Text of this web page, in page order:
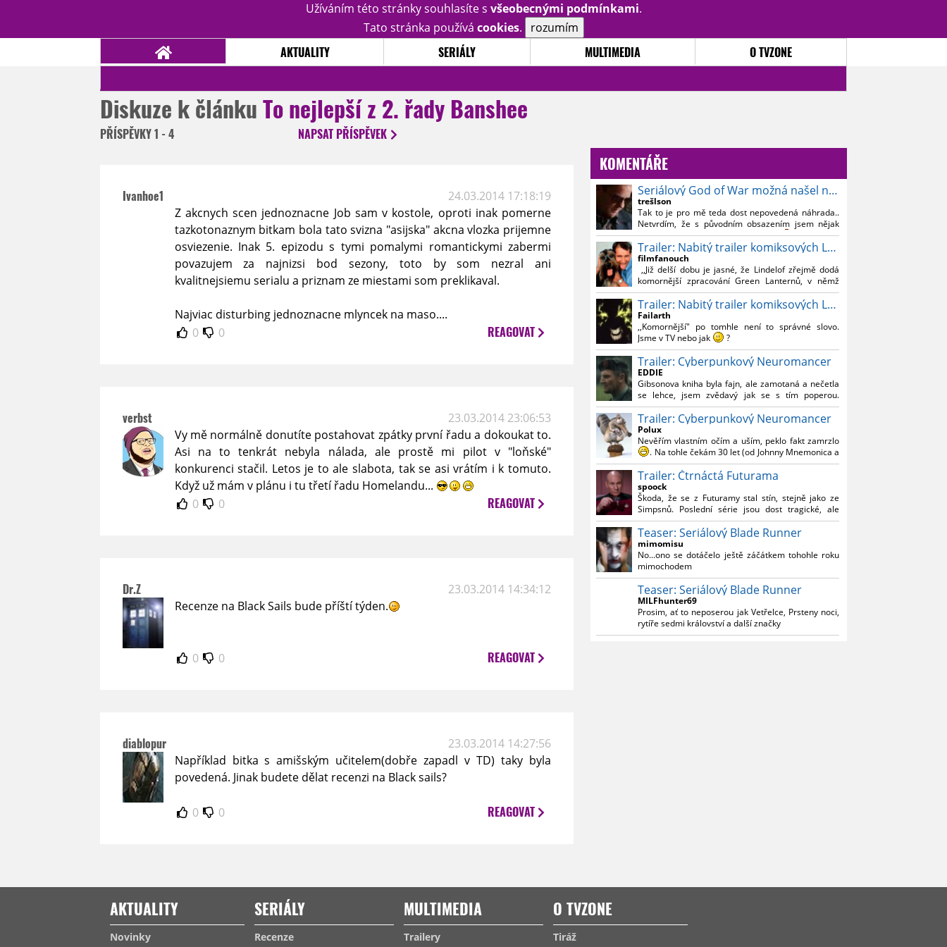
Užíváním této stránky souhlasíte s všeobecnými podmínkami.
Tato stránka používá cookies. rozumím
AKTUALITY SERIÁLY MULTIMEDIA O TVZONE
Diskuze k článkuTo nejlepší z 2. řady Banshee
PŘÍSPĚVKY1 - 4 NAPSAT PŘÍSPĚVEK
Ivanhoe1
24.03.2014 17:18:19
Z akcnych scen jednoznacne Job sam v kostole, oproti inak pomerne
tazkotonaznym bitkam bola tato svizna "asijska" akcna vlozka prijemne
osviezenie. Inak 5. epizodu s tymi pomalymi romantickymi zabermi
povazujem za najnizsi bod sezony, toto by som nezral ani
kvalitnejsiemu serialu a priznam ze miestami som preklikaval.
Najviac disturbing jednoznacne mlyncek na maso....
0
0 REAGOVAT
verbst
23.03.2014 23:06:53
Vy mě normálně donutíte postahovat zpátky první řadu a dokoukat to.
Asi na to tenkrát nebyla nálada, ale prostě mi pilot v "loňské"
konkurenci stačil. Letos je to ale slabota, tak se asi vrátím i k tomuto.
Když už mám v plánu i tu třetí řadu Homelandu...
0
0 REAGOVAT
Dr.Z
23.03.2014 14:34:12
Recenze na Black Sails bude příští týden.
0 0 REAGOVAT
diablopur
23.03.2014 14:27:56
Například bitka s amišským učitelem(dobře zapadl v TD) taky byla
povedená. Jinak budete dělat recenzi na Black sails?
0 0 REAGOVAT
KOMENTÁŘE
Seriálový God of War možná našel nového Kratose
trešlson
Tak to je pro mě teda dost nepovedená náhrada..
Netvrdím, že s původním obsazením jsem nějak
souznil, ale Bautistu fakt nemusim..
Trailer: Nabitý trailer komiksových Lanterns
filmfanouch
,,Již delší dobu je jasné, že Lindelof zřejmě dodá
komornější zpracování Green Lanternů, v němž
nebude moc prostoru na vesmírné blbnutí, o to více
se ovšem bude moci nová adaptace odprostit třeba
od filmového Green Lanterna s Ryanem
Reynoldsem.´´ Co je na tom nesrozumitelného?
Trailer: Nabitý trailer komiksových Lanterns
Failarth
,,Komornější" po tomhle není to správné slovo.
Jsme v TV nebo jak
?
Nebál bych se říct, že to vypadá skvěle jak po
stránce kvantity materiálu, tak i formou.
Výběr Ulricha Tomsena pro mě velké překvapení a
velmi zajímavá volba bravo.
Chandler je lepší a lepší s každou novou scénou.
Komiksy to mají ted´těžké, paradoxně tomu škodí
to všechno kolem (DC nebo MCU to je buřt) , ale
nezasloužilo by si to zářez jen kvůli tomu. Držím
tomu palce.
Trailer: Cyberpunkový Neuromancer
EDDIE
Gibsonova kniha byla fajn, ale zamotaná a nečetla
se lehce, jsem zvědavý jak se s tím poperou.
Grafický román jsem nevěděl, že existuje.
Trailer: Cyberpunkový Neuromancer
Polux
Nevěřím vlastním očím a uším, peklo fakt zamrzlo
. Na tohle čekám 30 let (od Johnny Mnemonica a
tehdejšího zjištění z časopisů, kdo je to Gibson a co
je jeho debutová kniha zač), přičemž 25 let (od
Matrixu, který pojem cyberpunk dostal do
povědomí i obyčejného diváka a nikoliv fanouška
žánru) marně doufám, že si po řadě "duchovních
nástupců", kteří přišli poté (Ghost In The Shell, Alita:
Battle Angel, Altered Carbon, Blade Runner 2049,
Cyberpunk 2077, atd.), někdo konečně vzpomene i
na bibli cyberpunku, se kterou to všechno začalo.
Teď už nezbývá nic jiného než se tiše modlit a
doufat, že to bude stát za to
. Plus kudos za
sázku na seriál a nikoliv film, snad tvůrci tu výsadu
násobně větší stopáže náležitě využijí.
Trailer: Čtrnáctá Futurama
spoock
Škoda, že se z Futuramy stal stín, stejně jako ze
Simpsnů. Poslední série jsou dost tragické, ale
třeba se objeví nějaký zajímavý scénárista.
Nedávno začala vycházet nová řada Ricka a
Mortyho a já z úžasem zjistil, že se na to dá opět
koukat.
Teaser: Seriálový Blade Runner
mimomisu
No...ono se dotáčelo ještě záčátkem tohohle roku
mimochodem
Teaser: Seriálový Blade Runner
MILFhunter69
Prosim, ať to neposerou jak Vetřelce, Prsteny noci,
rytíře sedmi království a další značky
AKTUALITY
Novinky
SERIÁLY
Recenze
MULTIMEDIA
Trailery
O TVZONE
Tiráž